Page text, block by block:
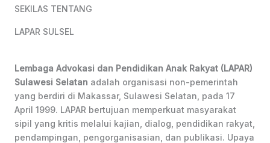
SEKILAS TENTANG
LAPAR SULSEL
Lembaga Advokasi dan Pendidikan Anak Rakyat (LAPAR)
Sulawesi Selatan adalah organisasi non-pemerintah
yang berdiri di Makassar, Sulawesi Selatan, pada 17
April 1999. LAPAR bertujuan memperkuat masyarakat
sipil yang kritis melalui kajian, dialog, pendidikan rakyat,
pendampingan, pengorganisasian, dan publikasi. Upaya